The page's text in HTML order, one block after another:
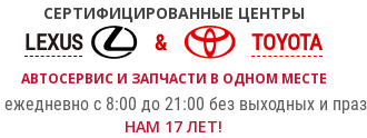
СЕРТИФИЦИРОВАННЫЕ ЦЕНТРЫ
LEXUS TOYOTA
АВТОСЕРВИС И ЗАПЧАСТИ В ОДНОМ МЕСТЕ
с 8:00 до 21:00 без выходных и
НАМ 17 ЛЕТ!